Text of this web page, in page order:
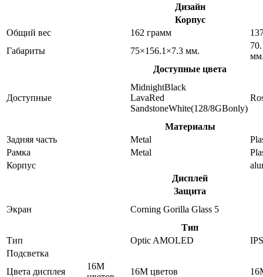
Дизайн
Корпус
Общий вес
162 грамм
Габариты
75×156.1×7.3 мм.
Доступные цвета
Доступные
MidnightBlack
LavaRed
SandstoneWhite(128/8GBonly)
Материалы
Задняя часть
Metal
Рамка
Metal
Корпус
Дисплей
Защита
Экран
Corning Gorilla Glass 5
Тип
Тип
Optic AMOLED
Подсветка
Цвета дисплея
16M
16M цветов